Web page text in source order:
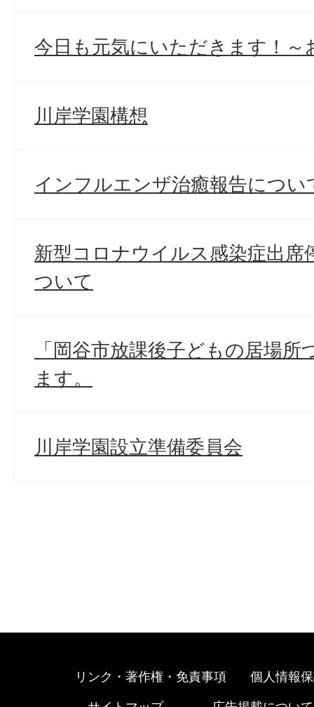
今日も元気にいただきます！～
川岸学園構想
インフルエンザ治癒報告につい
新型コロナウイルス感染症出席
ついて
「岡谷市放課後子どもの居場
ます。
川岸学園設立準備委員会
リンク・著作権・免責事項 個人情報